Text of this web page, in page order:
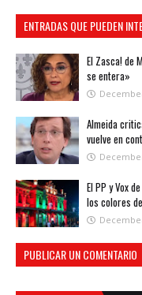
ENTRADAS QUE PUEDEN
El Zasca! de
se entera»
Almeida
vuelve en
El PP y Vox
los colores
PUBLICAR UN COMENTARIO